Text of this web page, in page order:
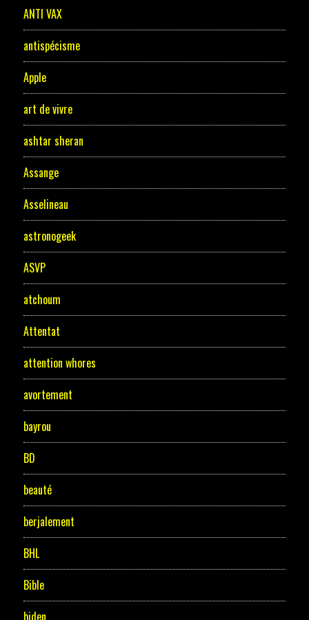
ANTI VAX
antispécisme
Apple
art de vivre
ashtar sheran
Assange
Asselineau
astronogeek
ASVP
atchoum
Attentat
attention whores
avortement
bayrou
BD
beauté
berjalement
BHL
Bible